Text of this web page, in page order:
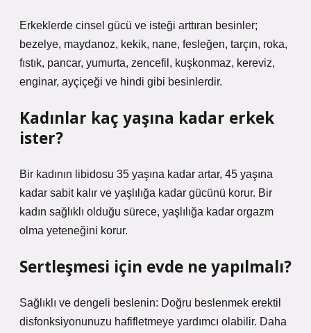
Erkeklerde cinsel gücü ve isteği arttıran besinler;
bezelye, maydanoz, kekik, nane, fesleğen, tarçın, roka,
fıstık, pancar, yumurta, zencefil, kuşkonmaz, kereviz,
enginar, ayçiçeği ve hindi gibi besinlerdir.
Kadınlar kaç yaşına kadar erkek
ister?
Bir kadının libidosu 35 yaşına kadar artar, 45 yaşına
kadar sabit kalır ve yaşlılığa kadar gücünü korur. Bir
kadın sağlıklı olduğu sürece, yaşlılığa kadar orgazm
olma yeteneğini korur.
Sertleşmesi için evde ne yapılmalı?
Sağlıklı ve dengeli beslenin: Doğru beslenmek erektil
disfonksiyonunuzu hafifletmeye yardımcı olabilir. Daha